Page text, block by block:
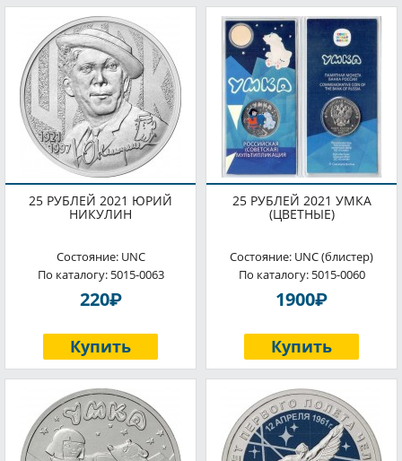
25 РУБЛЕЙ 2021 ЮРИЙ
НИКУЛИН
Состояние: UNC
По каталогу: 5015-0063
220P
Купить
25 РУБЛЕЙ 2021 УМКА
(ЦВЕТНЫЕ)
Состояние: UNC (блистер)
По каталогу: 5015-0060
1900P
Купить